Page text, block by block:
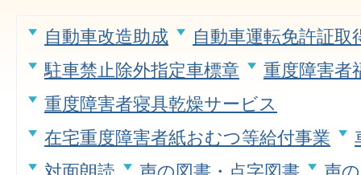
自動車改造助成
自動車運転免許証取
駐車禁止除外指定車標章
重度障害者
重度障害者寝具乾燥サービス
在宅重度障害者紙おむつ等給付事業